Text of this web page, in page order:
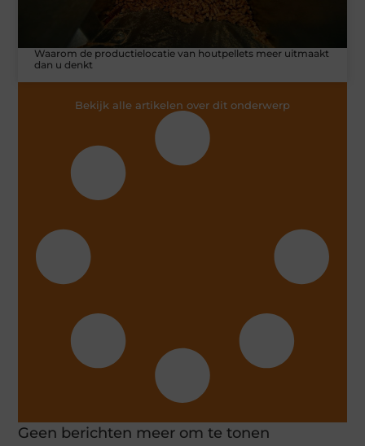
Waarom de productielocatie van houtpellets meer uitmaakt
dan u denkt
Bekijk alle artikelen over dit onderwerp
Geen berichten meer om te tonen